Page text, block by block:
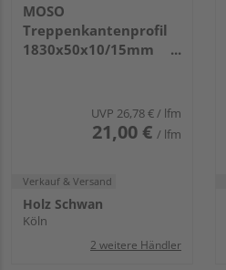
MOSO
Treppenkantenprofil
1830x50x10/15mm
UVP 26,78 €/ lfm
21,00 € / lfm
Verkauf & Versand
Holz Schwan
Köln
2 weitere Händler